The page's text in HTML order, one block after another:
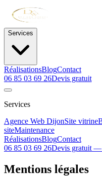
Services
RéalisationsBlogContact
06 85 03 69 26Devis gratuit
Services
Agence Web DijonSite vitrine
siteMaintenance
RéalisationsBlogContact
06 85 03 69 26Devis gratuit —
Mentions légales